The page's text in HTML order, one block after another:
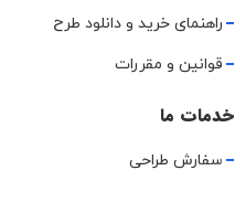
راهنمای خرید و دانلود طرح
قوانین و مقررات
خدمات ما
سفارش طراحی